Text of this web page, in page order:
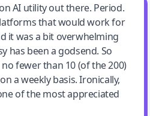
AI utility
AI utility out there. Period.
that would work for
it was a bit overwhelming
has been a godsend. So
fewer than 10 (of the 200)
a weekly basis. Ironically,
of the most appreciated